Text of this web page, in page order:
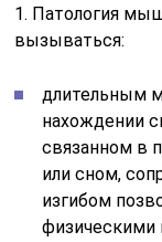
1. Патология
вызываться:
длительным
нахождении
связанном в
или сном,
изгибом
физическими